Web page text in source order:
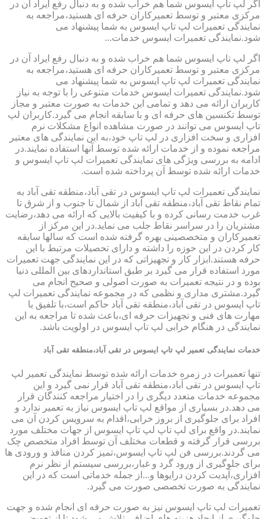
اگر لپ تاپ ایسوس شما هم خراب شده و به دنبال رفع ایراد آن در
مرکزی معتبر و توسط تعمیرکاران حرفه ای هستید،مراجعه به
نمایندگی تعمیرات لپ تاپ ایسوس به شما پیشنهاد می
شود.نمایندگی تعمیرات ایسوس خدمات...
اگر لپ تاپ ایسوس شما هم خراب شده و به دنبال رفع ایراد آن در
مرکزی معتبر و توسط تعمیرکاران حرفه ای هستید،مراجعه به
نمایندگی تعمیرات لپ تاپ ایسوس به شما پیشنهاد می
شود.نمایندگی تعمیرات ایسوس خدمات متنوعی را با توجه به نیاز
کاربران ارائه می دهد و تمامی این خدمات به صورت معتبر و مجاز
توسط تکنسین های حرفه ای و با سابقه انجام می گیرد.کاربران لپ
تاپ ایسوس می توانند در صورت مشاهده انواع مشکلات نرم
افزاری و سخت افزاری در لپ تاپ خود،به این نمایندگی های معتبر
مراجعه نموده و از خدمات ارائه شده توسط آنها استفاده نمایند.در
ادامه به بررسی ویژگی های نمایندگی تعمیرات لپ تاپ ایسوس و
خدمات ارائه شده توسط آن پرداخته شده است.
نمایندگی تعمیرات لپ تاپ ایسوس در تقی آباد،منطقه تقی آباد به
تمام نقاط تقی آباد،منطقه تقی آباد از شمال تا جنوب و از شرق تا
غرب خدمت رسانی کرده و با کیفیت بالایی که ارائه می دهد،رضایت
مشتریان را در سراسر نقاط جلب می نماید.در این مرکز از
تعمیرکاران و متخصصینی بهره گرفته شده است که سالها سابقه
کار کردن در این حوزه را داشته و دارای تحصیلات مرتبط با این
حرفه هستند.ابزار کار و تجهیزاتی که در این نمایندگی جهت تعمیرات
مورد استفاده قرار می گیرد بر طبق استانداردهای بین المللی دنیا
بوده و در نتیجه تعمیرات به صورت اصولی و صحیح انجام می
گیرد.مشتری مداری و نظمی که در مجموعه نمایندگی تعمیرات لپ
تاپ ایسوس در تقی آباد،منطقه تقی آباد حاکم است،با تلفیق با
مهارت های فنی و تجهیزات حرفه ای،باعث شده تا مراجعه به این
نمایندگی در هنگام خرابی لپ تاپ ایسوس در اولویت باشد.
خدمات نمایندگی تعمیر لپ تاپ ایسوس در تقی آباد،منطقه تقی آباد
تنها تعمیرات در زمره خدمات ارائه شده توسط نمایندگی تعمیر لپ
تاپ ایسوس در تقی آباد،منطقه تقی آباد قرار نمی گیرد و این
مجموعه خدمات متعدد دیگری را در اختیار مراجعه کنندگان قرار
می دهد.در بسیاری از مواقع لپ تاپ ایسوس نیاز به تعمیر ندارد و
افراد برای جلوگیری از بروز خرابی،اقدام به سرویس کردن آن می
نمایند.در واقع برای لپ تاپ لپ تاپ ایسوس از جهات مختلف مورد
بررسی قرار گرفته و قطعات مختلف آن توسط افراد متخصص چک
می گردند.بررسی فن لپ تاپ ایسوس،تمیز کردن منافذ و ورودی ها
برای جلوگیری از ورود گرد و غبار،بررسی سیستم از نظر نرم
افزاری،آپدیت کردن درایوها و...از جمله خدماتی است که در این
نمایندگی به صورت تخصصی صورت می گیرد.
تعمیرات لپ تاپ ایسوس نیز به صورت حرفه ای انجام شده و جهت